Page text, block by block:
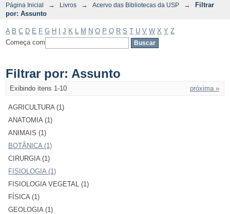
Página Inicial → Livros → Acervo das Bibliotecas da USP →
Filtrar
por: Assunto
A B C D E F G H J K M N O P Q R S T U V W X Y Z
Começa com
Filtrar por: Assunto
Exibindo itens 1-10 próxima »
AGRICULTURA (1)
ANATOMIA (1)
ANIMAIS (1)
BOTÂNICA (1)
CIRURGIA (1)
FISIOLOGIA (1)
FISIOLOGIA VEGETAL (1)
FÍSICA (1)
GEOLOGIA (1)